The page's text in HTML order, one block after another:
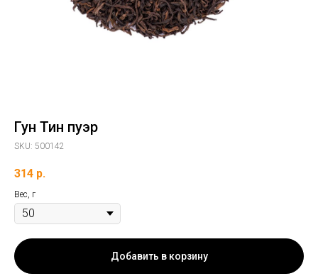
Гун Тин пуэр
SKU: 500142
314 р.
Вес, г
Добавить в корзину